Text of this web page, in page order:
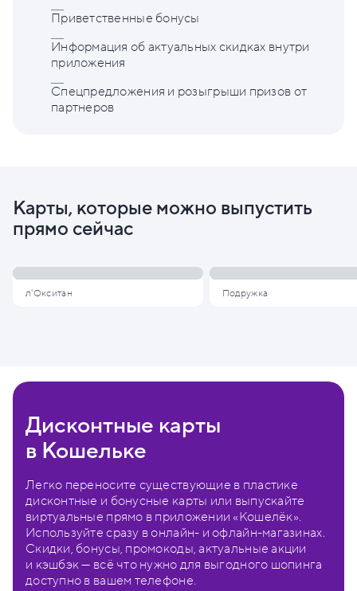
Приветственные бонусы
Информация об актуальных скидках внутри
приложения
Спецпредложения и розыгрыши призов от
партнеров
Карты, которые можно выпустить
прямо сейчас
л'Окситан Подружка
Дисконтные карты
в Кошельке
Легко переносите существующие в пластике
дисконтные и бонусные карты или выпускайте
виртуальные прямо в приложении «Кошелёк».
Используйте сразу в онлайн- и офлайн-магазинах.
Скидки, бонусы, промокоды, актуальные акции
и кэшбэк — всё что нужно для выгодного шопинга
доступно в вашем телефоне.